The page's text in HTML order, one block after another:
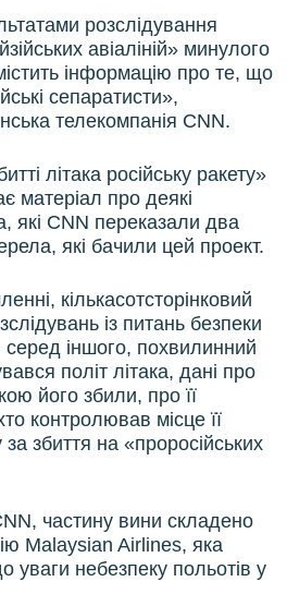
розслідування
авіаліній» минулого
інформацію про те, що
сепаратисти»,
телекомпанія CNN.
літака російську ракету»
матеріал про деякі
які CNN переказали два
які бачили цей проект.
кількасотсторінковий
із питань безпеки
серед іншого, похвилинний
політ літака, дані про
його збили, про її
контролював місце її
за збиття на «проросійських
частину вини складено
Malaysian Airlines, яка
уваги небезпеку польотів у